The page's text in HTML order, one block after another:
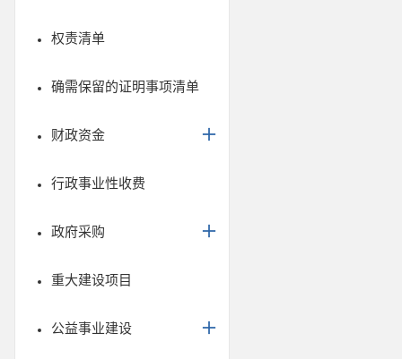
权责清单
确需保留的证明事项清单
财政资金
行政事业性收费
政府采购
重大建设项目
公益事业建设